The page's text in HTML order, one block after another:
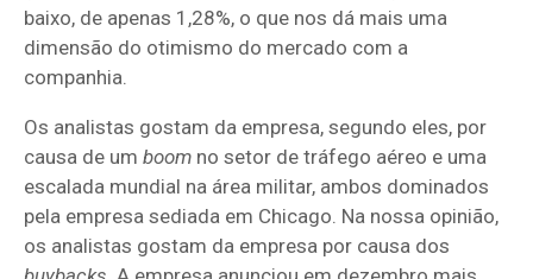
baixo, de apenas 1,28%, o que nos dá mais uma
dimensão do otimismo do mercado com a
companhia.
Os analistas gostam da empresa, segundo eles, por
causa de um boom no setor de tráfego aéreo e uma
escalada mundial na área militar, ambos dominados
pela empresa sediada em Chicago. Na nossa opinião,
os analistas gostam da empresa por causa dos